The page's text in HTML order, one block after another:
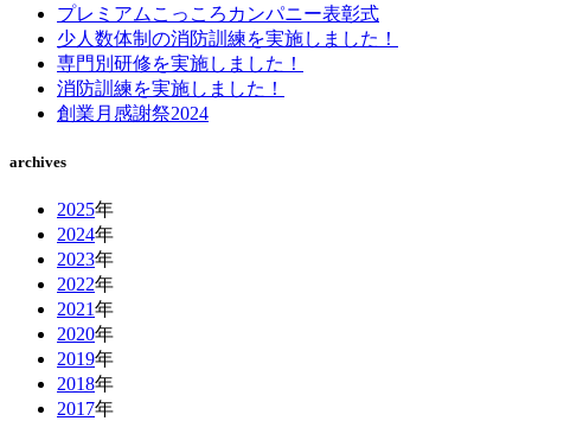
プレミアムこっころカンパニー表彰式
少人数体制の消防訓練を実施しました！
専門別研修を実施しました！
消防訓練を実施しました！
創業月感謝祭2024
archives
2025年
2024年
2023年
2022年
2021年
2020年
2019年
2018年
2017年